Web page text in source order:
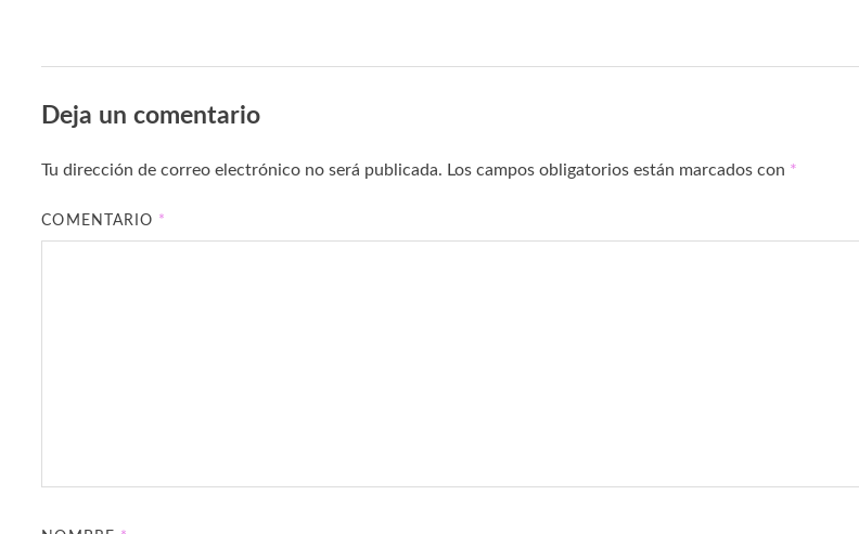
Deja un comentario
Tu dirección de correo electrónico no será publicada. Los campos obligatorios están marcados con *
COMENTARIO *